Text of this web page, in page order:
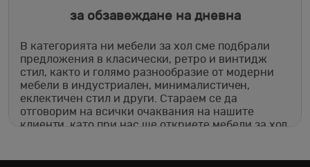
за обзавеждане на дневна
В категорията ни мебели за хол сме подбрали
предложения в класически, ретро и винтидж
стил, както и голямо разнообразие от модерни
мебели в индустриален, минималистичен,
еклектичен стил и други. Стараем се да
отговорим на всички очаквания на нашите
клиенти, като при нас ще откриете мебели за хол,